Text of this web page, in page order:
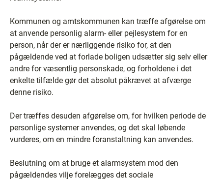
Kommunen og amtskommunen kan træffe afgørelse om
at anvende personlig alarm- eller pejlesystem for en
person, når der er nærliggende risiko for, at den
pågældende ved at forlade boligen udsætter sig selv eller
andre for væsentlig personskade, og forholdene i det
enkelte tilfælde gør det absolut påkrævet at afværge
denne risiko.
Der træffes desuden afgørelse om, for hvilken periode de
personlige systemer anvendes, og det skal løbende
vurderes, om en mindre foranstaltning kan anvendes.
Beslutning om at bruge et alarmsystem mod den
pågældendes vilje forelægges det sociale